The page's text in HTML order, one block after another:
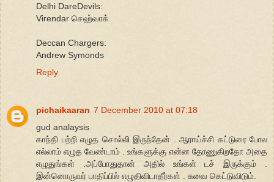
Delhi DareDevils:
Virendar செஹ்வாக்
Deccan Chargers:
Andrew Symonds
Reply
pichaikaaran 7 December 2010 at 07:18
gud analaysis
காந்தி பற்றி எழுத சொல்லி இருந்தேன் . ஆராய்ச்சி கட்டுரை போல
எல்லாம் எழுத வேண்டாம் . உங்களுக்கு என்ன தோணுகிறதோ அதை
எழுதுங்கள் .அப்போதுதான் அதில் உங்கள் டச் இருக்கும் .
இன்னொருவர் பாதிப்பில் எழுதிவிடாதீர்கள் . சுவை கெட்டுவிடும்.